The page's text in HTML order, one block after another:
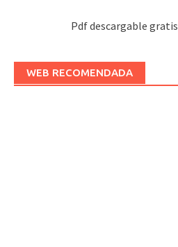
Pdf descargable
WEB RECOMENDADA